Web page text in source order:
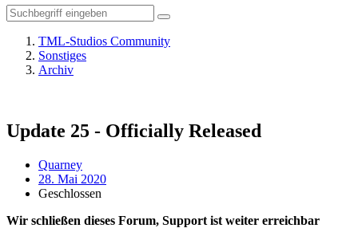
TML-Studios Community
Sonstiges
Archiv
Update 25 - Officially Released
Quarney
28. Mai 2020
Geschlossen
Wir schließen dieses Forum, Support ist weiter erreichbar